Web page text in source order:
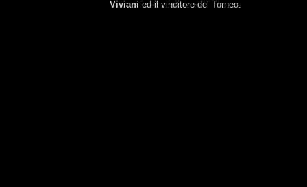
Viviani ed il vincitore del Torneo.